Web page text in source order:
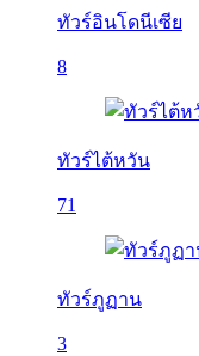
ทัวร์อินโดนีเซีย
8
ทัวร์ไต้หวัน
71
ทัวร์ภูฏาน
3